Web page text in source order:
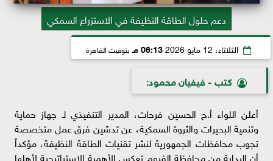
دعم حلول الطاقة النظيفة في الاستزراع السمكي
الثلاثاء، 12 مايو 2026 06:13 مـ بتوقيت القاهرة
كتب - فيفيان محمود:
أعلن اللواء أ.ح الحسين فرحات، المدير التنفيذي لـ جهاز حماية
وتنمية البحيرات والثروة السمكية، عن تدشين فرق عمل متخصصة
تجوب محافظات الجمهورية لنشر تقنيات الطاقة النظيفة، مؤكداً
أن البداية من محافظة الفيوم تعكس الأهمية الاستراتيجية لأهلها